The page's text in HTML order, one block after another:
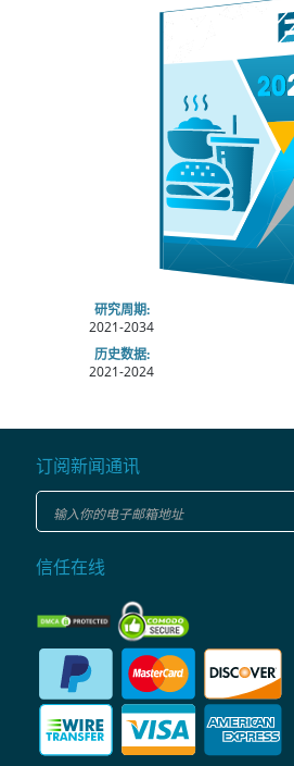
研究周期:
2021-2034
历史数据:
2021-2024
订阅新闻通讯
信任在线